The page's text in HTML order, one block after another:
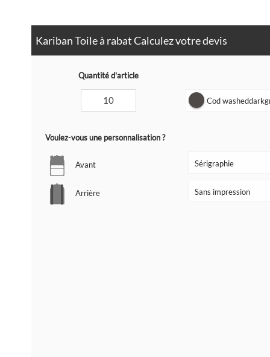
Kariban Toile à rabat Calculez votre devis
Quantité d'article
Cod
Voulez-vous une personnalisation ?
Avant
Arrière